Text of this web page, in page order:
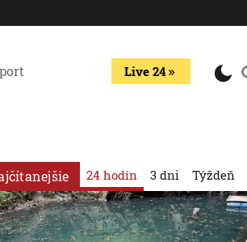
Live 24
24 hodín 3 dni Týždeň